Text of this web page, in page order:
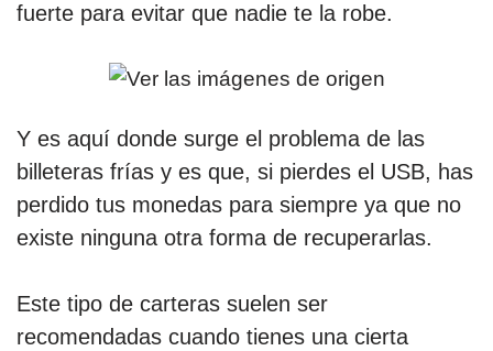
fuerte para evitar que nadie te la robe.
Y es aquí donde surge el problema de las
billeteras frías y es que, si pierdes el USB, has
perdido tus monedas para siempre ya que no
existe ninguna otra forma de recuperarlas.
Este tipo de carteras suelen ser
recomendadas cuando tienes una cierta